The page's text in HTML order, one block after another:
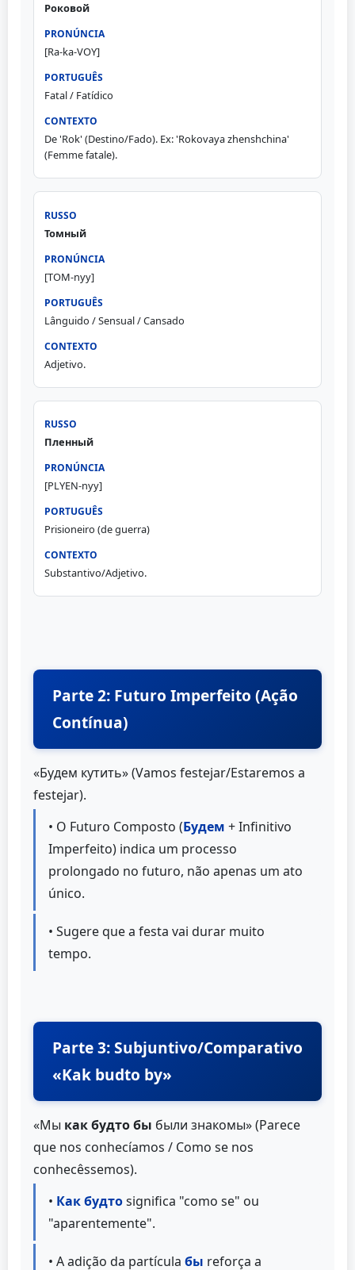
Роковой
[Ra-ka-VOY]
Fatal / Fatídico
De 'Rok' (Destino/Fado). Ex: 'Rokovaya zhenshchina'
(Femme fatale).
Томный
[TOM-nyy]
Lânguido / Sensual / Cansado
Adjetivo.
Пленный
[PLYEN-nyy]
Prisioneiro (de guerra)
Substantivo/Adjetivo.
Parte 2: Futuro Imperfeito (Ação
Contínua)
«Будем кутить» (Vamos festejar/Estaremos a
festejar).
• O Futuro Composto (Будем + Infinitivo
Imperfeito) indica um processo
prolongado no futuro, não apenas um ato
único.
• Sugere que a festa vai durar muito
tempo.
Parte 3: Subjuntivo/Comparativo
«Kak budto by»
«Мы как будто бы были знакомы» (Parece
que nos conhecíamos / Como se nos
conhecêssemos).
• Как будтоsignifica "como se" ou
"aparentemente".
• A adição da partícula бы reforça a